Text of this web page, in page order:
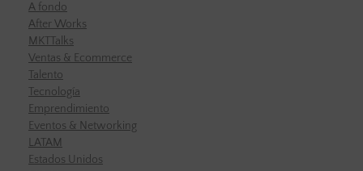
A fondo
After Works
MKTTalks
Ventas & Ecommerce
Talento
Tecnología
Emprendimiento
Eventos & Networking
LATAM
Estados Unidos